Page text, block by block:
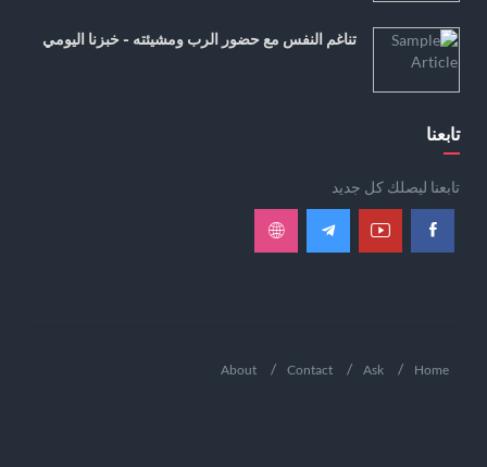
تناغم النفس مع حضور الرب ومشيئته - خبزنا اليومي
تابعنا
تابعنا ليصلك كل جديد
Home
Ask
Contact
About